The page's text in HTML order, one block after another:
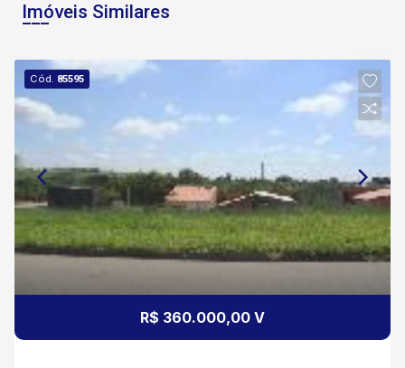
Imóveis Similares
Cód. 85595
R$ 360.000,00 V